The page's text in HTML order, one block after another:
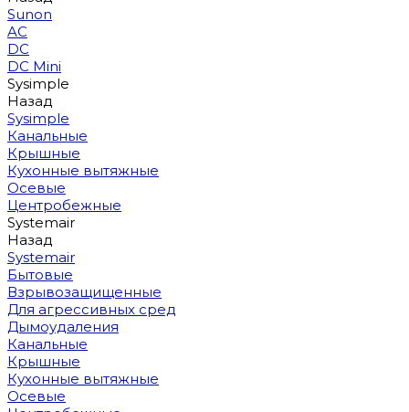
Sunon
AC
DC
DC Mini
Sysimple
Назад
Sysimple
Канальные
Крышные
Кухонные вытяжные
Осевые
Центробежные
Systemair
Назад
Systemair
Бытовые
Взрывозащищенные
Для агрессивных сред
Дымоудаления
Канальные
Крышные
Кухонные вытяжные
Осевые